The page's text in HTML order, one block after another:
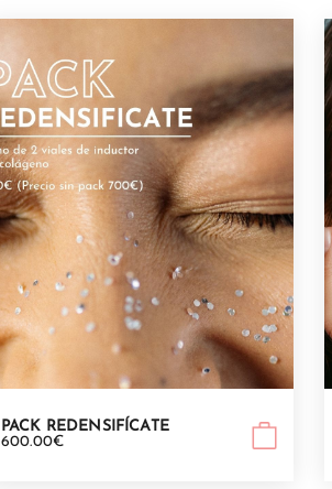
PACK REDENSIFÍCATE
600.00€